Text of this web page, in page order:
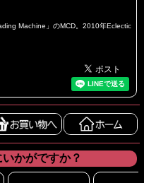
Machine」のMCD。2010年Eclectic
かがですか？